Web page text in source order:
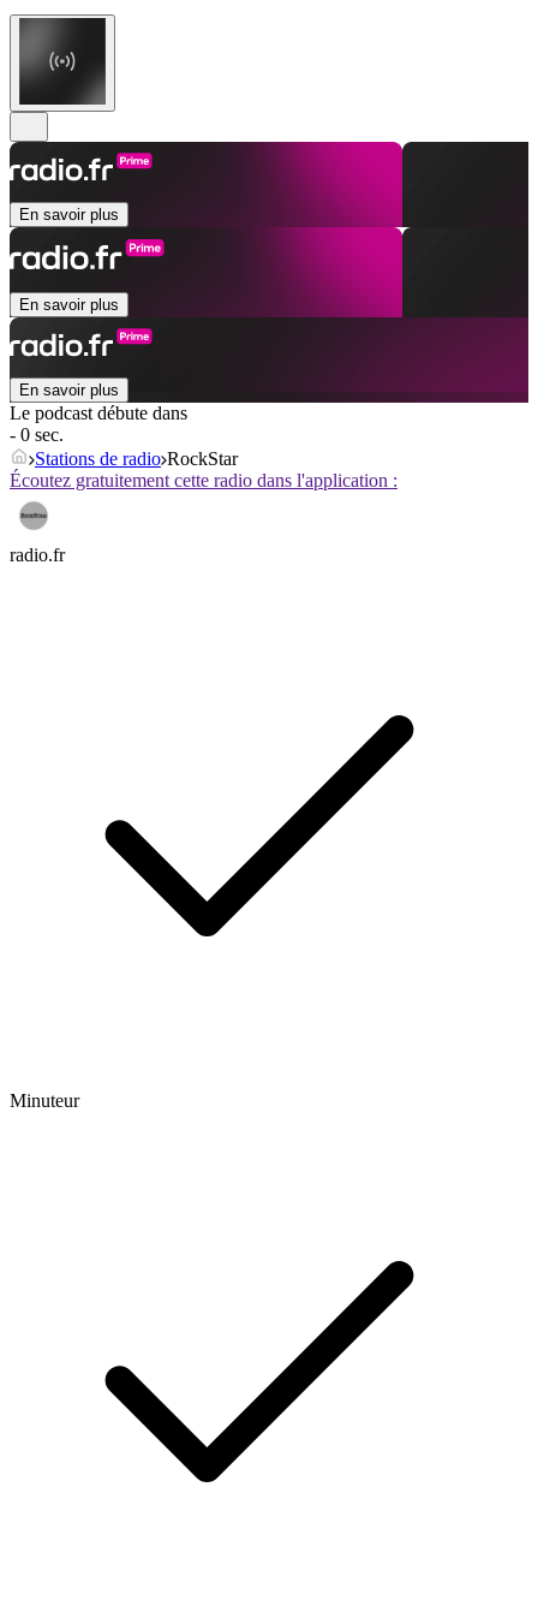
En savoir plus
En savoir plus
En savoir plus
Le podcast débute dans
- 0 sec.
Stations de radio RockStar
Écoutez gratuitement cette radio dans l'application :
radio.fr
Minuteur